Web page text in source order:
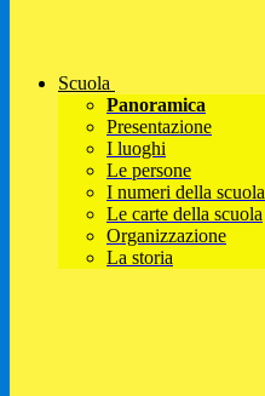
Scuola
Panoramica
Presentazione
I luoghi
Le persone
I numeri della scuola
Le carte della scuola
Organizzazione
La storia